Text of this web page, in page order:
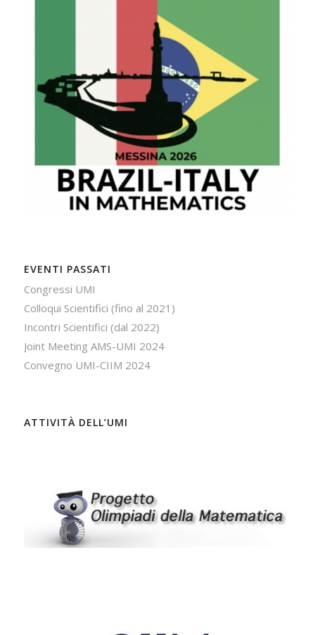
EVENTI PASSATI
Congressi UMI
Colloqui Scientifici (fino al 2021)
Incontri Scientifici (dal 2022)
Joint Meeting AMS-UMI 2024
Convegno UMI-CIIM 2024
ATTIVITÀ DELL’UMI